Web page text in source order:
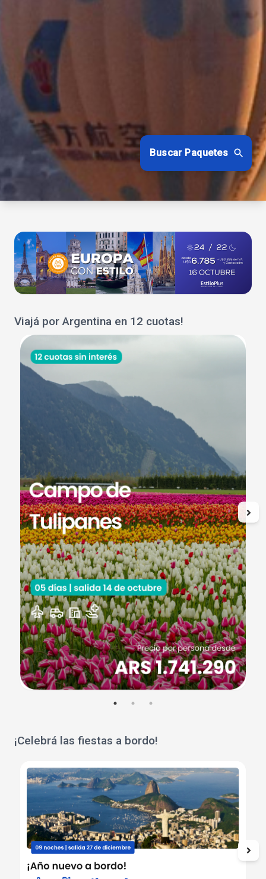
Buscar Paquetes
Viajá por Argentina en 12 cuotas!
¡Celebrá las fiestas a bordo!